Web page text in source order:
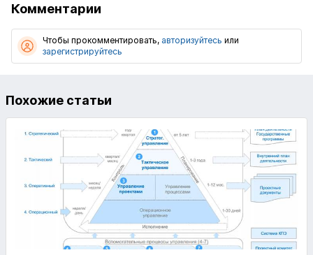
Комментарии
Чтобы прокомментировать, авторизуйтесь или
зарегистрируйтесь
Похожие статьи